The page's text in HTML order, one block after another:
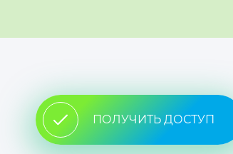
ПОЛУЧИТЬ ДОСТУП